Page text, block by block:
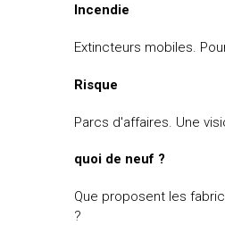
Incendie
Extincteurs mobiles.
Risque
Parcs d'affaires. Une
quoi de neuf ?
Que proposent les
?